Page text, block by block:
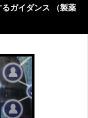
当該EDCシステムで
ガイダンス （製薬